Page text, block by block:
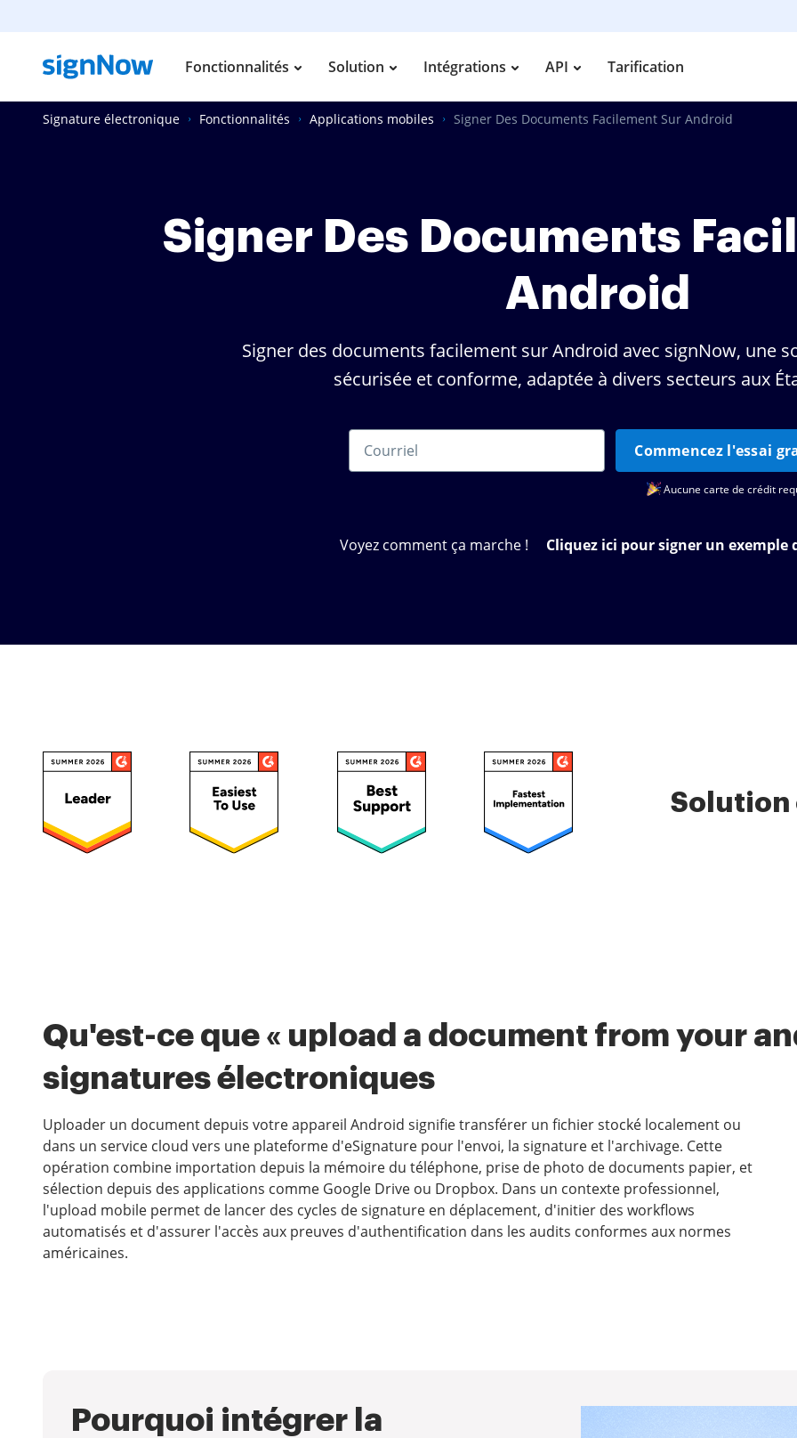
Fonctionnalités Solution Intégrations API Tarification
Signature électronique Fonctionnalités Applications mobiles Signer Des Documents Facilement Sur Android
Signer Des Documents
Android
Signer des documents facilement sur Android avec signNow, une
sécurisée et conforme, adaptée à divers secteurs aux
Commencez l'essai
Aucune carte de crédit
Voyez comment ça marche ! Cliquez ici pour signer un exemple
Solution
Qu'est-ce que « upload a document from your
signatures électroniques
Uploader un document depuis votre appareil Android signifie transférer un fichier stocké localement ou
dans un service cloud vers une plateforme d'eSignature pour l'envoi, la signature et l'archivage. Cette
opération combine importation depuis la mémoire du téléphone, prise de photo de documents papier, et
sélection depuis des applications comme Google Drive ou Dropbox. Dans un contexte professionnel,
l'upload mobile permet de lancer des cycles de signature en déplacement, d'initier des workflows
automatisés et d'assurer l'accès aux preuves d'authentification dans les audits conformes aux normes
américaines.
Pourquoi intégrer la